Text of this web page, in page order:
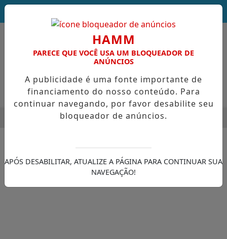
PEDESTRE LEVA ORIENTAÇÃO E ESCUTA PÚBLICA A VILA
HAMM
PARECE QUE VOCÊ USA UM BLOQUEADOR DE
ANÚNCIOS
A publicidade é uma fonte importante de
financiamento do nosso conteúdo. Para
continuar navegando, por favor desabilite seu
bloqueador de anúncios.
APÓS DESABILITAR, ATUALIZE A PÁGINA PARA CONTINUAR SUA
NAVEGAÇÃO!